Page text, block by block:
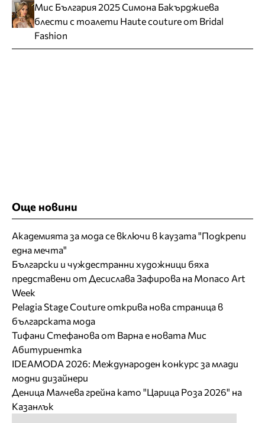
Мис България 2025 Симона Бакърджиева
блести с тоалети Haute couture от Bridal
Fashion
Още новини
Академията за мода се включи в каузата "Подкрепи
една мечта"
Български и чуждестранни художници бяха
представени от Десислава Зафирова на Monaco Art
Week
Pelagia Stage Couture открива нова страница в
българската мода
Тифани Стефанова от Варна е новата Мис
Абитуриентка
IDEAMODA 2026: Международен конкурс за млади
модни дизайнери
Деница Малчева грейна като "Царица Роза 2026" на
Казанлък